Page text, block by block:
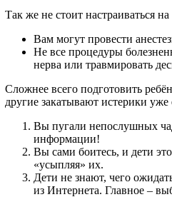
Так же не стоит настраиваться
Вам могут провести
Не все процедуры
нерва или травмировать
Сложнее всего подготовить
другие закатывают истерики
Вы пугали непослушных
информации!
Вы сами боитесь, и дети
«усыпляя» их.
Дети не знают, чего
из Интернета. Главное –